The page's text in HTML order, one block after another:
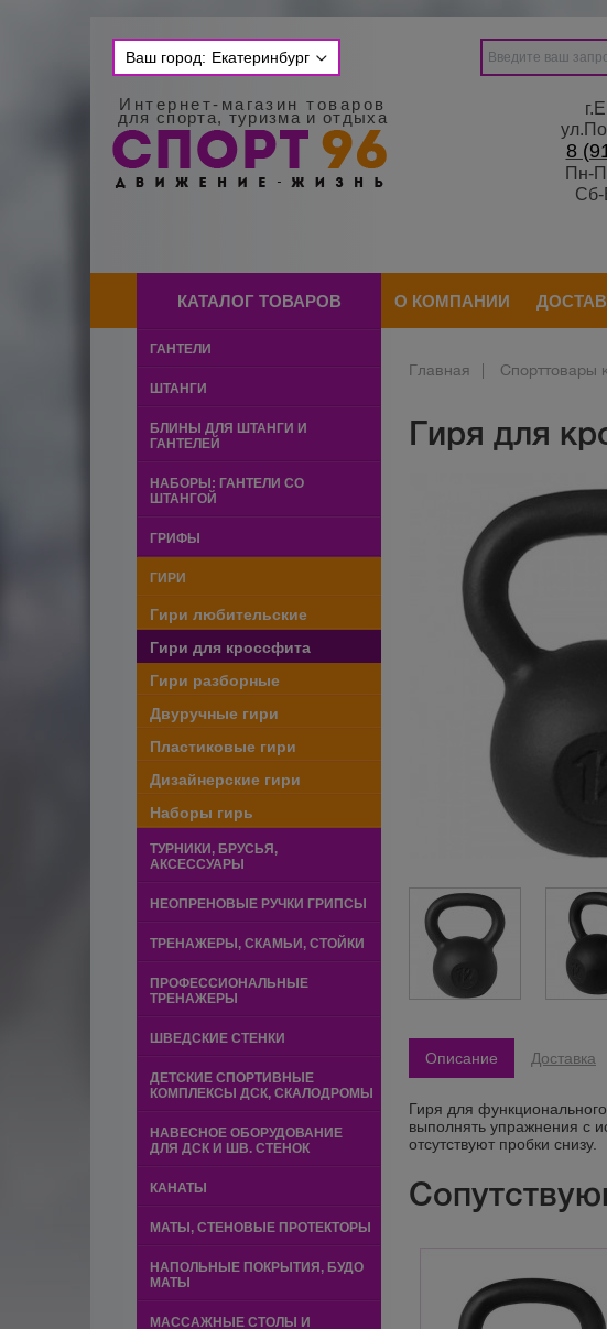
Ваш город: Екатеринбург
Интернет-магазин товаров
для спорта, туризма и отдыха
8
Пн-
Сб-
КАТАЛОГ ТОВАРОВ О КОМПАНИИ
ГАНТЕЛИ
ШТАНГИ
БЛИНЫ ДЛЯ ШТАНГИ И
ГАНТЕЛЕЙ
НАБОРЫ: ГАНТЕЛИ СО
ШТАНГОЙ
ГРИФЫ
ГИРИ
Гири любительские
Гири для кроссфита
Гири разборные
Двуручные гири
Пластиковые гири
Дизайнерские гири
Наборы гирь
ТУРНИКИ, БРУСЬЯ,
АКСЕССУАРЫ
НЕОПРЕНОВЫЕ РУЧКИ ГРИПСЫ
ТРЕНАЖЕРЫ, СКАМЬИ, СТОЙКИ
ПРОФЕССИОНАЛЬНЫЕ
ТРЕНАЖЕРЫ
ШВЕДСКИЕ СТЕНКИ
ДЕТСКИЕ СПОРТИВНЫЕ
КОМПЛЕКСЫ ДСК, СКАЛОДРОМЫ
НАВЕСНОЕ ОБОРУДОВАНИЕ
ДЛЯ ДСК И ШВ. СТЕНОК
КАНАТЫ
МАТЫ, СТЕНОВЫЕ ПРОТЕКТОРЫ
НАПОЛЬНЫЕ ПОКРЫТИЯ, БУДО
МАТЫ
МАССАЖНЫЕ СТОЛЫ И
Главная Спорттовары
Гиря для
Описание Доставка
Гиря для
выполнять упражнения с
отсутствуют пробки снизу.